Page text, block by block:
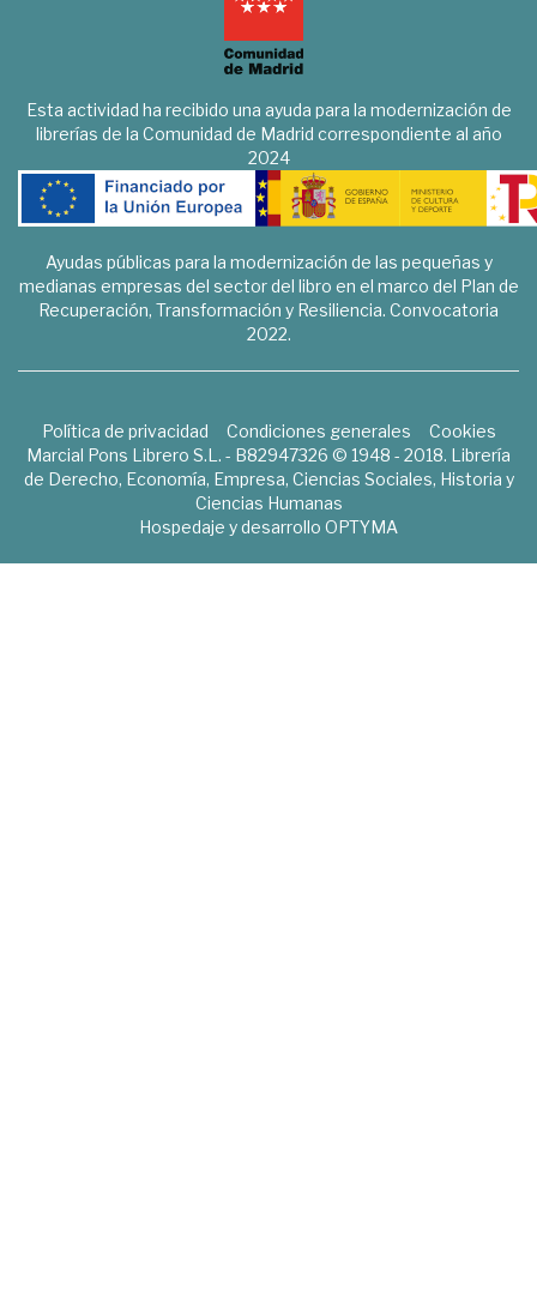
Esta actividad ha recibido una ayuda para la modernización de
librerías de la Comunidad de Madrid correspondiente al año
2024
Ayudas públicas para la modernización de las pequeñas y
medianas empresas del sector del libro en el marco del Plan de
Recuperación, Transformación y Resiliencia. Convocatoria
2022.
Política de privacidad Condiciones generales
Cookies
Marcial Pons Librero S.L. - B82947326 © 1948 - 2018. Librería
de Derecho, Economía, Empresa, Ciencias Sociales, Historia y
Ciencias Humanas
Hospedaje y desarrollo OPTYMA